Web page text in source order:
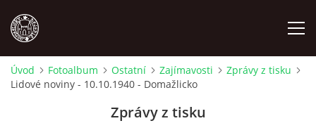
MÍSTOPIS
Úvod Fotoalbum Ostatní Zajímavosti
Zprávy z tisku
Lidové noviny - 10.10.1940 - Domažlicko
Zprávy z tisku